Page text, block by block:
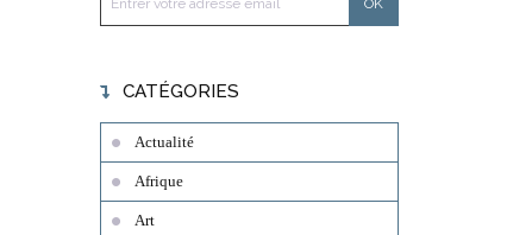
CATÉGORIES
Actualité
Afrique
Art